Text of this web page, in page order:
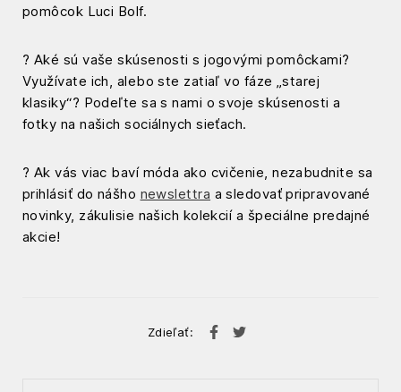
pomôcok Luci Bolf.
? Aké sú vaše skúsenosti s jogovými pomôckami?
Využívate ich, alebo ste zatiaľ vo fáze „starej
klasiky“? Podeľte sa s nami o svoje skúsenosti a
fotky na našich sociálnych sieťach.
? Ak vás viac baví móda ako cvičenie, nezabudnite sa
prihlásiť do nášho newslettra a sledovať pripravované
novinky, zákulisie našich kolekcií a špeciálne predajné
akcie!
Zdieľať: